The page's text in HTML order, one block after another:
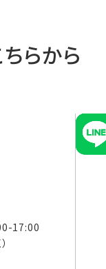
らから
17:00